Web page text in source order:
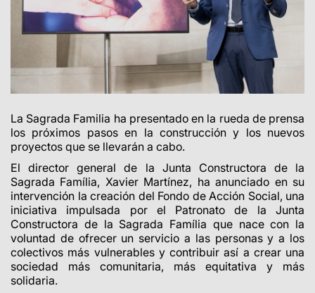
La Sagrada Familia ha presentado en la rueda de prensa
los próximos pasos en la construcción y los nuevos
proyectos que se llevarán a cabo.
El director general de la Junta Constructora de la
Sagrada Família, Xavier Martínez, ha anunciado en su
intervención la creación del Fondo de Acción Social, una
iniciativa impulsada por el Patronato de la Junta
Constructora de la Sagrada Família que nace con la
voluntad de ofrecer un servicio a las personas y a los
colectivos más vulnerables y contribuir así a crear una
sociedad más comunitaria, más equitativa y más
solidaria.